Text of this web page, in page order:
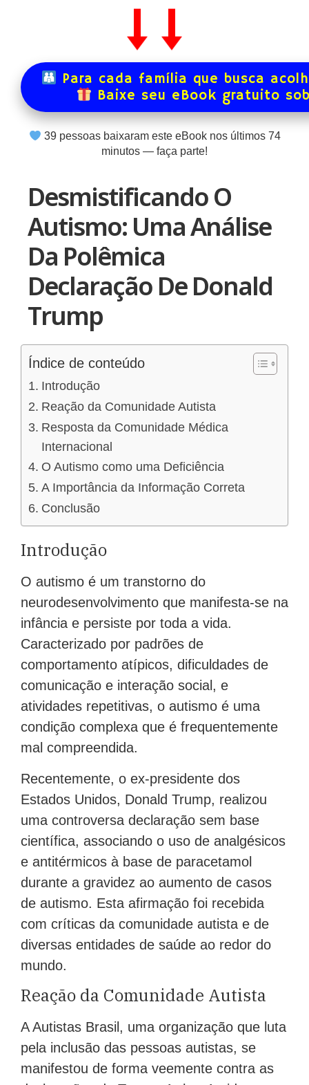
Para cada família que busca
Baixe seu eBook gratuito
39pessoas baixaram este eBook nos últimos 74
minutos — faça parte!
Desmistificando O
Autismo: Uma Análise
Da Polêmica
Declaração De Donald
Trump
Índice de conteúdo
Introdução
Reação da Comunidade Autista
Resposta da Comunidade Médica
Internacional
O Autismo como uma Deficiência
A Importância da Informação Correta
Conclusão
Introdução
O autismo é um transtorno do
neurodesenvolvimento que manifesta-se na
infância e persiste por toda a vida.
Caracterizado por padrões de
comportamento atípicos, dificuldades de
comunicação e interação social, e
atividades repetitivas, o autismo é uma
condição complexa que é frequentemente
mal compreendida.
Recentemente, o ex-presidente dos
Estados Unidos, Donald Trump, realizou
uma controversa declaração sem base
científica, associando o uso de analgésicos
e antitérmicos à base de paracetamol
durante a gravidez ao aumento de casos
de autismo. Esta afirmação foi recebida
com críticas da comunidade autista e de
diversas entidades de saúde ao redor do
mundo.
Reação da Comunidade Autista
A Autistas Brasil, uma organização que luta
pela inclusão das pessoas autistas, se
manifestou de forma veemente contra as